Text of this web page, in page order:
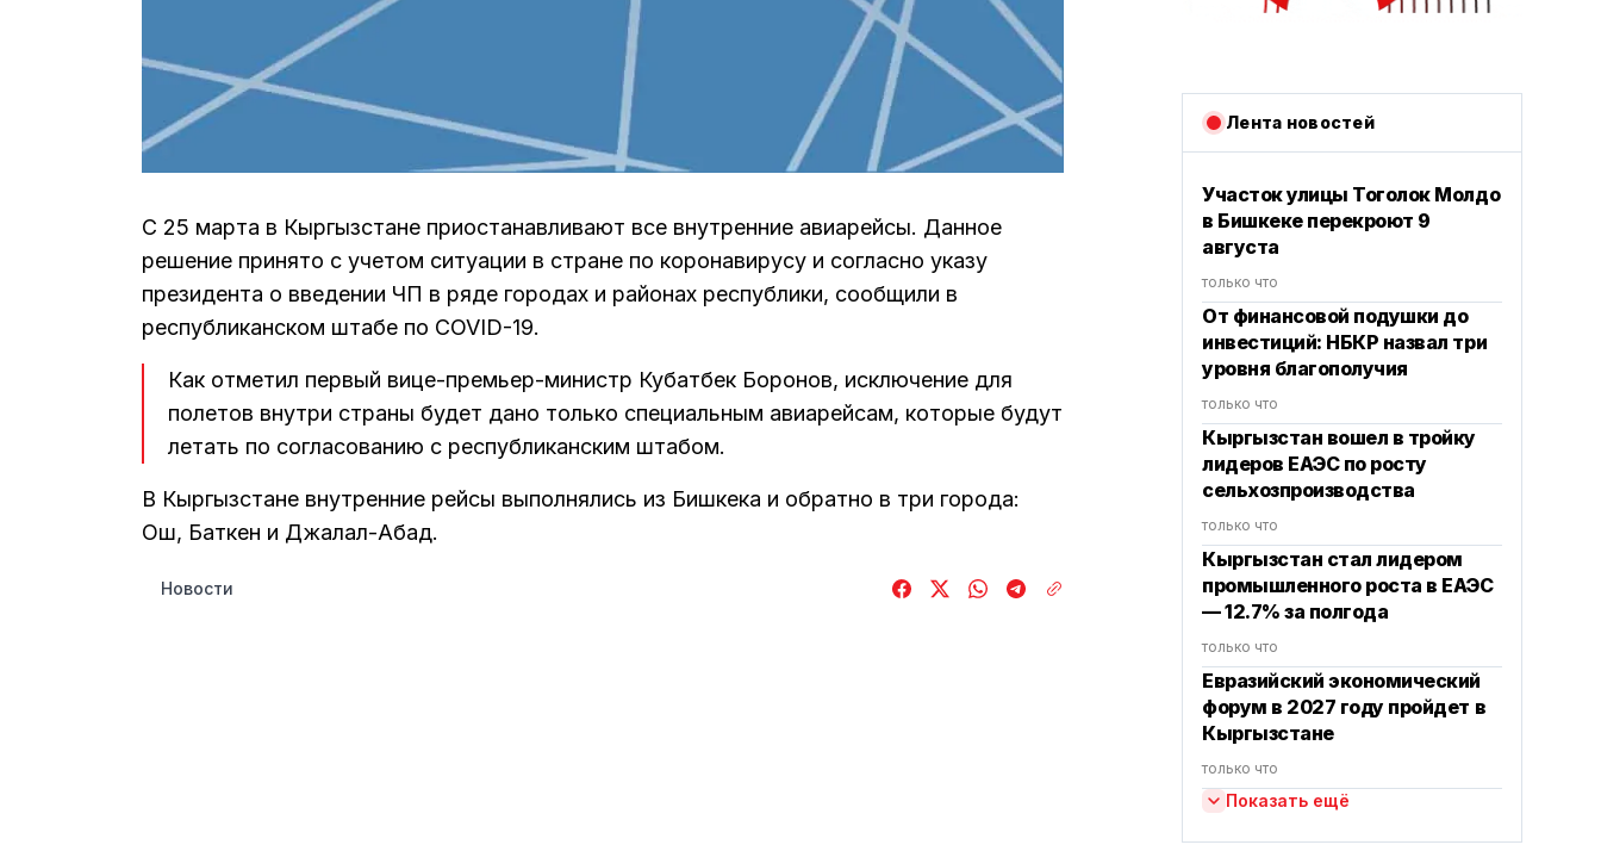
С 25 марта в Кыргызстане приостанавливают все внутренние авиарейсы. Данное
решение принято с учетом ситуации в стране по коронавирусу и согласно указу
президента о введении ЧП в ряде городах и районах республики, сообщили в
республиканском штабе по COVID-19.
Как отметил первый вице-премьер-министр Кубатбек Боронов, исключение для
полетов внутри страны будет дано только специальным авиарейсам, которые будут
летать по согласованию с республиканским штабом.
В Кыргызстане внутренние рейсы выполнялись из Бишкека и обратно в три города:
Ош, Баткен и Джалал-Абад.
Новости
Лента новостей
Участок улицы Тоголок Молдо
в Бишкеке перекроют 9
августа
только что
От финансовой подушки до
инвестиций: НБКР назвал три
уровня благополучия
только что
Кыргызстан вошел в тройку
лидеров ЕАЭС по росту
сельхозпроизводства
только что
Кыргызстан стал лидером
промышленного роста в ЕАЭС
— 12.7% за полгода
только что
Евразийский экономический
форум в 2027 году пройдет в
Кыргызстане
только что
Показать ещё